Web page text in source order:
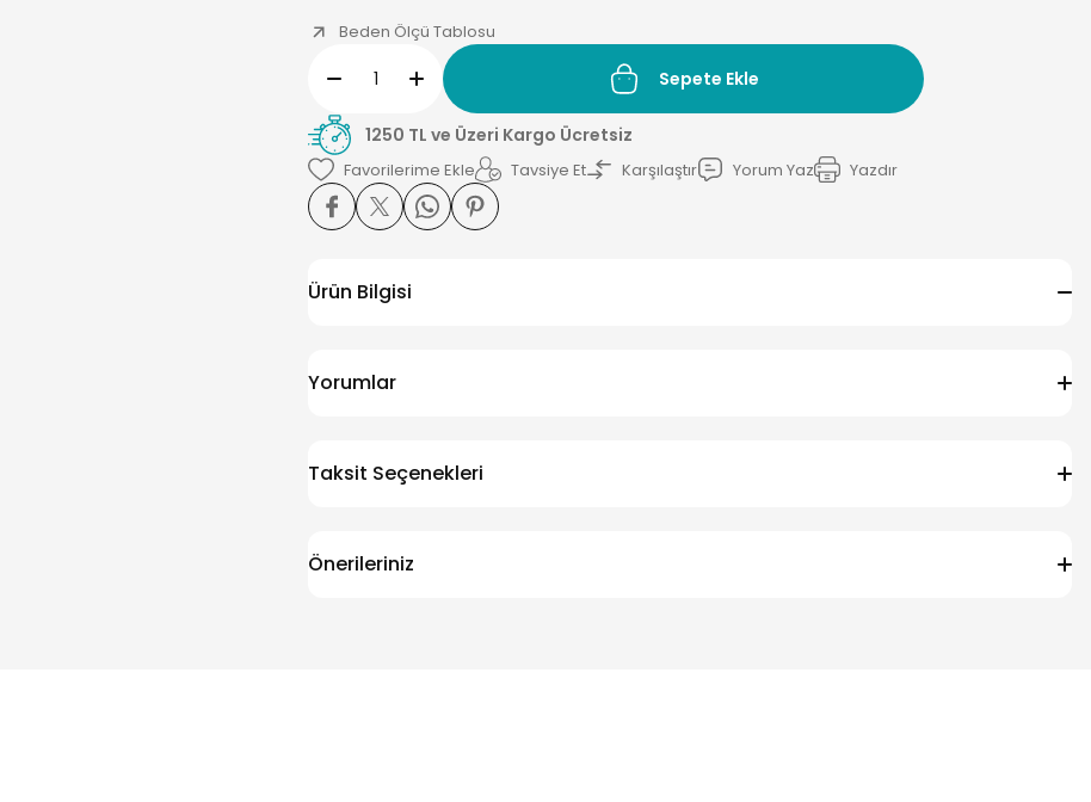
Beden Ölçü Tablosu
Sepete Ekle
1250 TL ve Üzeri Kargo Ücretsiz
Tavsiye Et Karşılaştır Yorum Yaz Yazdır
Ürün Bilgisi
Yorumlar
Taksit Seçenekleri
Önerileriniz